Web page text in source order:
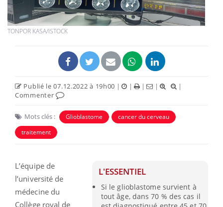
TONPOR KASA/ISTOCK
Publié le 07.12.2022 à 19h00 | | | |
|
Commenter
Mots clés : Glioblastome
cancer du cerveau
traitement
L'ESSENTIEL
Si le glioblastome survient à
tout âge, dans 70 % des cas il
L’équipe de
l’université de
médecine du
Collège royal de